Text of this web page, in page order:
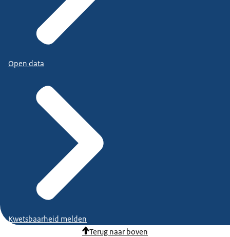
Open data
Kwetsbaarheid melden
Terug naar boven